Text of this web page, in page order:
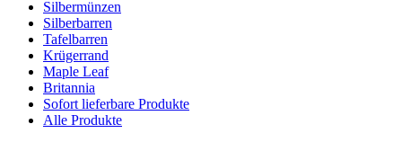
Silbermünzen
Silberbarren
Tafelbarren
Krügerrand
Maple Leaf
Britannia
Sofort lieferbare Produkte
Alle Produkte